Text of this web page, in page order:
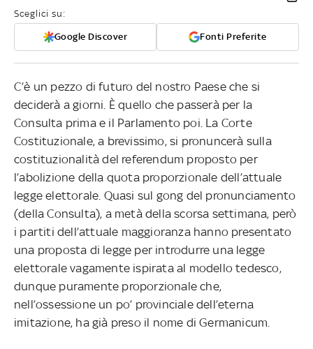
Sceglici su:
Google Discover Fonti Preferite
C’è un pezzo di futuro del nostro Paese che si
deciderà a giorni. È quello che passerà per la
Consulta prima e il Parlamento poi. La Corte
Costituzionale, a brevissimo, si pronuncerà sulla
costituzionalità del referendum proposto per
l’abolizione della quota proporzionale dell’attuale
legge elettorale. Quasi sul gong del pronunciamento
(della Consulta), a metà della scorsa settimana, però
i partiti dell’attuale maggioranza hanno presentato
una proposta di legge per introdurre una legge
elettorale vagamente ispirata al modello tedesco,
dunque puramente proporzionale che,
nell’ossessione un po’ provinciale dell’eterna
imitazione, ha già preso il nome di Germanicum.